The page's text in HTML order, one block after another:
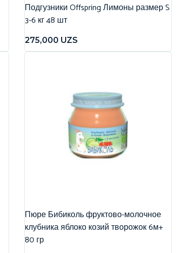
Подгузники Offspring Лимоны размер S
3-6 кг 48 шт
275,000 UZS
Пюре Бибиколь фруктово-молочное
клубника яблоко козий творожок 6м+
80 гр